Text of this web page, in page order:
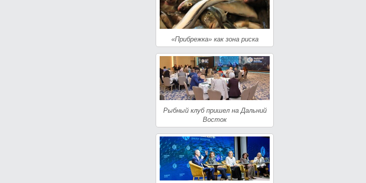
«Прибрежка» как зона риска
Рыбный клуб пришел на Дальний
Восток